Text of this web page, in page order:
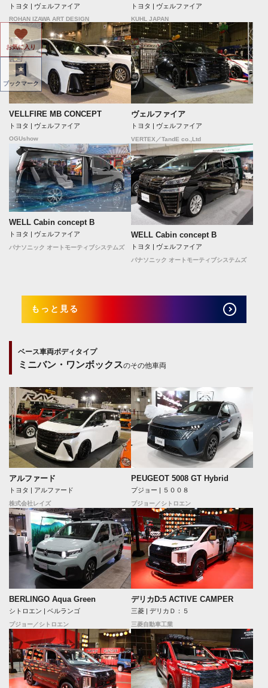
トヨタ | ヴェルファイア
ROHAN IZAWA ART DESIGN
トヨタ | ヴェルファイア
KUHL JAPAN
VELLFIRE MB CONCEPT
トヨタ | ヴェルファイア
OGUshow
ヴェルファイア
トヨタ | ヴェルファイア
VERTEX／TandE co.,Ltd
WELL Cabin concept B
トヨタ | ヴェルファイア
パナソニック オートモーティブシステムズ
WELL Cabin concept B
トヨタ | ヴェルファイア
パナソニック オートモーティブシステムズ
もっと見る
ベース車両ボディタイプ
ミニバン・ワンボックスのその他車両
アルファード
トヨタ | アルファード
株式会社レイズ
PEUGEOT 5008 GT Hybrid
プジョー | ５００８
プジョー／シトロエン
BERLINGO Aqua Green
シトロエン | ベルランゴ
プジョー／シトロエン
デリカD:5 ACTIVE CAMPER
三菱 | デリカＤ：５
三菱自動車工業
お気に入り
ブックマーク